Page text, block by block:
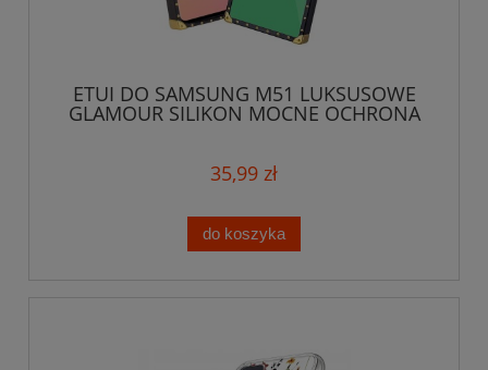
ETUI DO SAMSUNG M51 LUKSUSOWE
GLAMOUR SILIKON MOCNE OCHRONA
35,99 zł
do koszyka